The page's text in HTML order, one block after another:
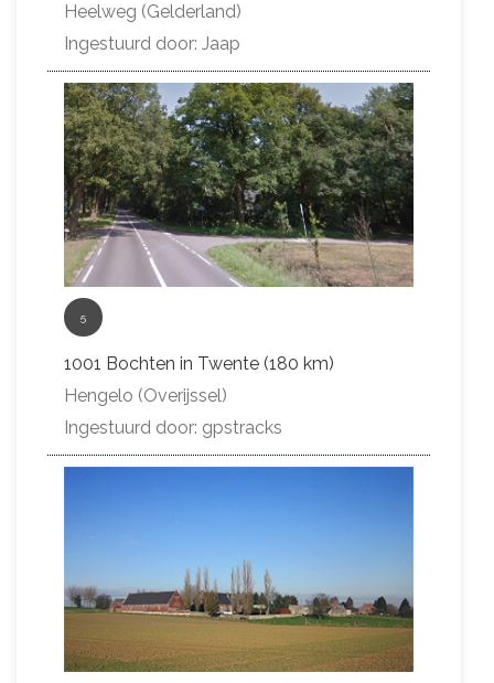
Heelweg (Gelderland)
Ingestuurd door: Jaap
5
1001 Bochten in Twente (180 km)
Hengelo (Overijssel)
Ingestuurd door: gpstracks